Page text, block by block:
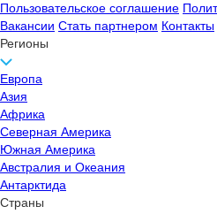
Пользовательское соглашение
Вакансии Стать партнером Контакты
Регионы
Европа
Азия
Африка
Северная Америка
Южная Америка
Австралия и Океания
Антарктида
Страны